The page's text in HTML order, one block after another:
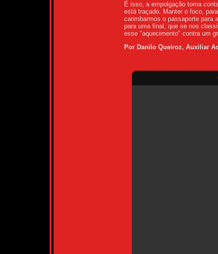
É isso, a empolgação toma
está traçado. Manter o foco,
carimbarmos o passaporte para
para uma final, que se nos
esse "aquecimento" contra um
Por Danilo Queiroz, Auxiliar